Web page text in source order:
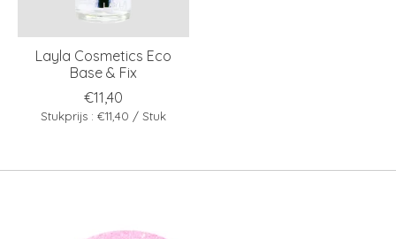
Layla Cosmetics Eco
Base & Fix
€11,40
Stukprijs : €11,40 / Stuk